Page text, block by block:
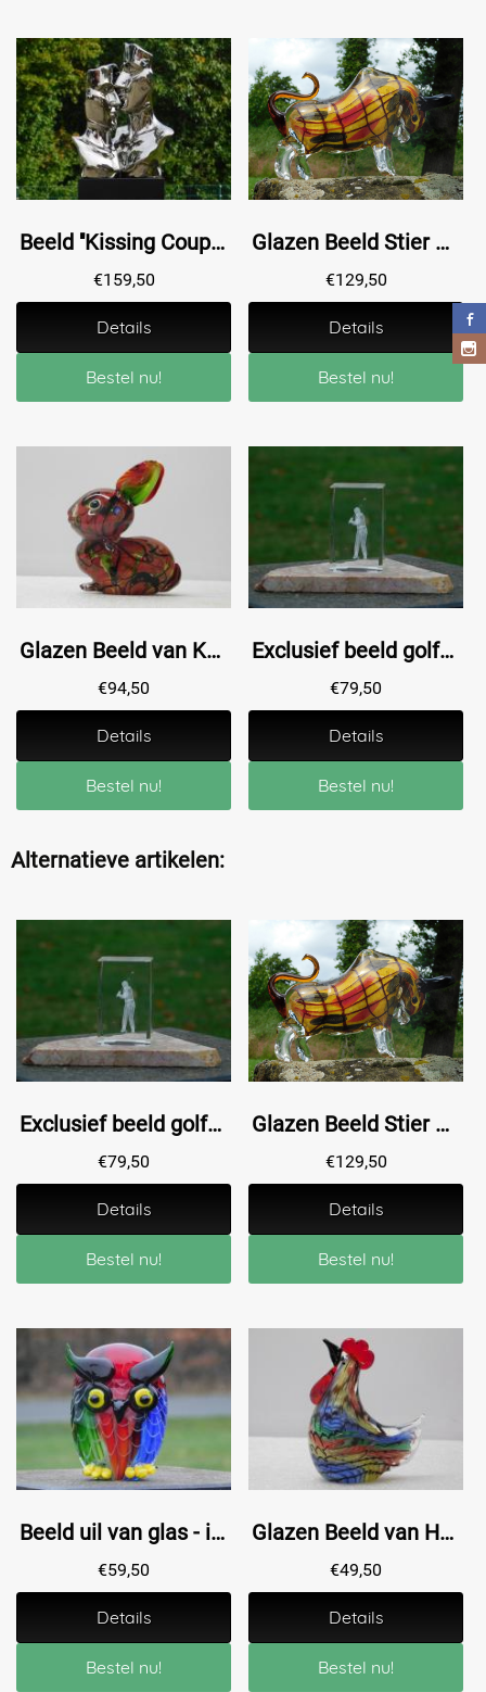
Beeld ''Kissing Couple'' van Keramiek - Chroomachtige Afwerking
€159,50
Details
Bestel nu!
Glazen Beeld Stier – Handgemaakt Glasgeblazen Kunstwerk
€129,50
Details
Bestel nu!
Glazen Beeld van Konijn - 19 cm
€94,50
Details
Bestel nu!
Exclusief beeld golfer in glas - 3D - voet van marmer
€79,50
Details
Bestel nu!
Alternatieve artikelen:
Exclusief beeld golfer in glas - 3D - voet van marmer
€79,50
Details
Bestel nu!
Glazen Beeld Stier – Handgemaakt Glasgeblazen Kunstwerk
€129,50
Details
Bestel nu!
Beeld uil van glas - in kleur
€59,50
Details
Bestel nu!
Glazen Beeld van Haan - 18 cm
€49,50
Details
Bestel nu!